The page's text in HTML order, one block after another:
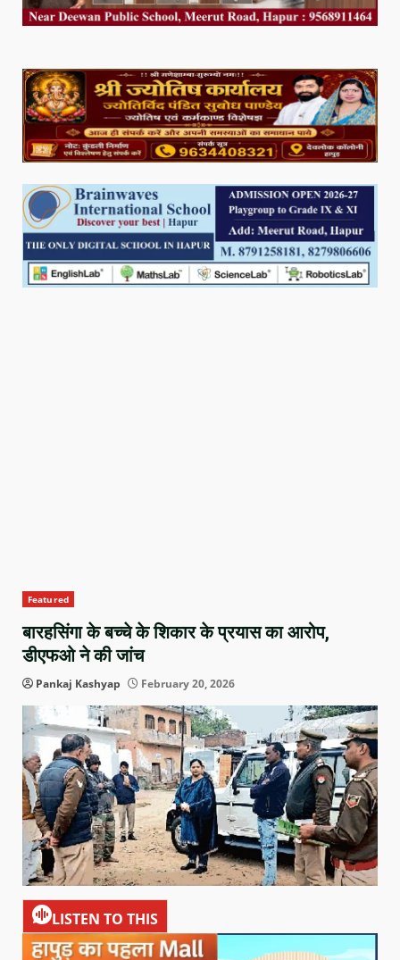
Featured
बारहसिंगा के बच्चे के शिकार के प्रयास का आरोप,
डीएफओ ने की जांच
Pankaj Kashyap February 20, 2026
LISTEN TO THIS